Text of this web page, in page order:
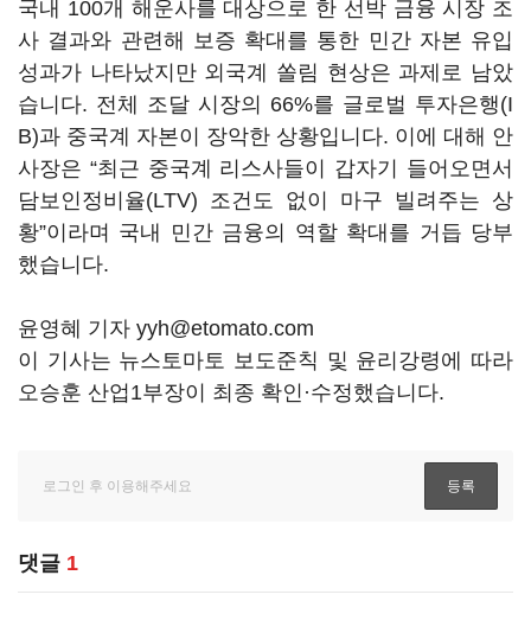
국내 100개 해운사를 대상으로 한 선박 금융 시장 조
사 결과와 관련해 보증 확대를 통한 민간 자본 유입
성과가 나타났지만 외국계 쏠림 현상은 과제로 남았
습니다. 전체 조달 시장의 66%를 글로벌 투자은행(I
B)과 중국계 자본이 장악한 상황입니다. 이에 대해 안
사장은 “최근 중국계 리스사들이 갑자기 들어오면서
담보인정비율(LTV) 조건도 없이 마구 빌려주는 상
황”이라며 국내 민간 금융의 역할 확대를 거듭 당부
했습니다.
윤영혜 기자 yyh@etomato.com
이 기사는 뉴스토마토 보도준칙 및 윤리강령에 따라
오승훈 산업1부장이 최종 확인·수정했습니다.
댓글 1